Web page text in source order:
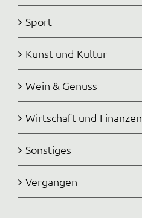
Sport
Kunst und Kultur
Wein & Genuss
Wirtschaft und Finanzen
Sonstiges
Vergangen